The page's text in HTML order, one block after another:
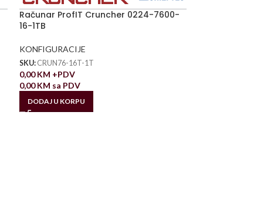
Računar ProfIT Cruncher 0224-7600-
16-1TB
KONFIGURACIJE
SKU: CRUN76-16T-1T
0,00KM +PDV
0,00KM sa PDV
DODAJ U KORPU